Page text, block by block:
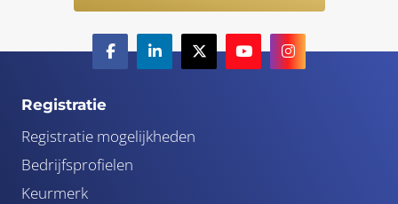
Registratie
Registratie mogelijkheden
Bedrijfsprofielen
Keurmerk